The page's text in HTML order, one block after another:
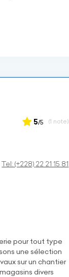
5/5 (1 note)
Tel:(+228) 22 21 15 81
pour tout type
une sélection
sur un chantier
divers